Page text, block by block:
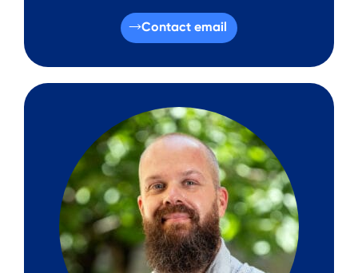
Contact email